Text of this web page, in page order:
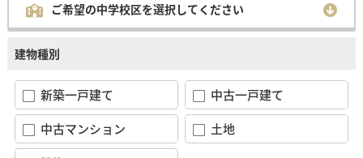
ご希望の中学校区を選択してください
建物種別
新築一戸建て
中古一戸建て
中古マンション
土地